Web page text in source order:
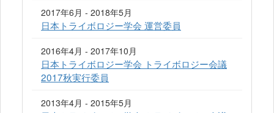
2017年6月 - 2018年5月
日本トライボロジー学会 運営委員
2016年4月 - 2017年10月
日本トライボロジー学会 トライボロジー会議
2017秋実行委員
2013年4月 - 2015年5月